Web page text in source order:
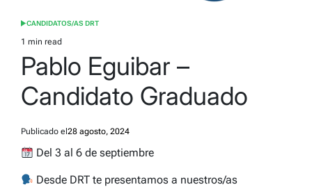
POSTED
IN
CANDIDATOS/AS DRT
Estimated
read
time
1 min read
Pablo Eguibar –
Candidato Graduado
Publicado el 28 agosto, 2024
Del 3 al 6 de septiembre
Desde DRT te presentamos a nuestros/as